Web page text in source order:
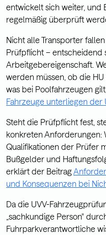
entwickelt sich weiter, und
regelmäßig überprüft
Nicht alle Transporter
Prüfpflicht – entscheidend
Arbeitgebereigenschaft.
werden müssen, ob die
was bei Poolfahrzeugen
Fahrzeuge unterliegen der
Steht die Prüfpflicht fest,
konkreten Anforderungen:
Qualifikationen der Prüfer
Bußgelder und
erklärt der Beitrag
und Konsequenzen bei
Da die UVV-
„sachkundige Person"
Fuhrparkverantwortliche